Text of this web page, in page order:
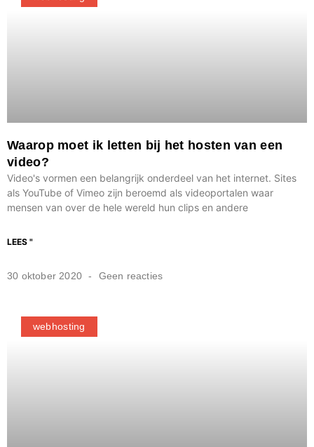
Waarop moet ik letten bij het hosten van een
video?
Video's vormen een belangrijk onderdeel van het internet. Sites
als YouTube of Vimeo zijn beroemd als videoportalen waar
mensen van over de hele wereld hun clips en andere
LEES "
30 oktober 2020 Geen reacties
webhosting